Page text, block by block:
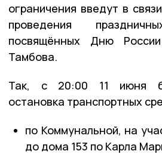
ограничения введут в
проведения
посвящённых Дню
Тамбова.
Так, с 20:00 11 июня
остановка транспортных
по Коммунальной, на
до дома 153 по Карла